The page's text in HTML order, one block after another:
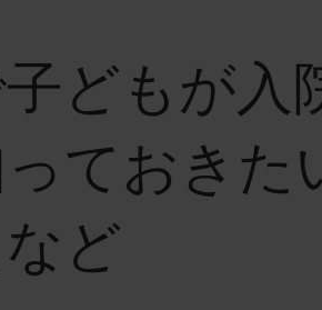
どもが入
ておきた
ど